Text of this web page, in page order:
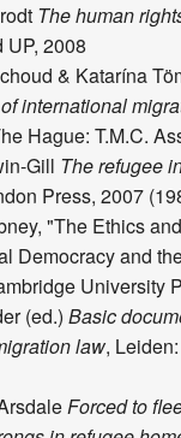
The human
UP, 2008
& Katarína
international
Hague: T.M.C.
Gill The refugee
Press, 2007
"The Ethics
Democracy and
University
(ed.) Basic
law,
Forced to